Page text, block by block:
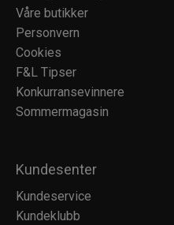
Våre butikker
Personvern
Cookies
F&L Tipser
Konkurransevinnere
Sommermagasin
Kundesenter
Kundeservice
Kundeklubb